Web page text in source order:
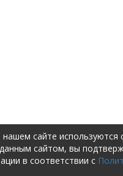
нашем сайте используются
сайтом, вы
в соответствии с